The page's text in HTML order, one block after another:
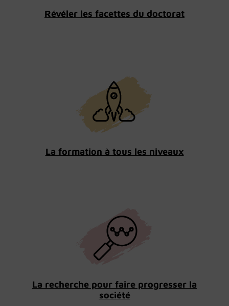
Révéler les facettes du doctorat
La formation à tous les niveaux
La recherche pour faire progresser la
société